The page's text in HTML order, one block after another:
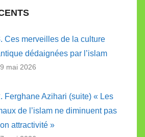
Ces merveilles de la culture
dédaignées par l’islam
mai 2026
Ferghane Azihari (suite) « Les
de l’islam ne diminuent pas
attractivité »